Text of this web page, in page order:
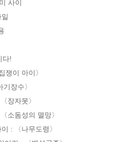
사이
다!
쟁이 아이〉
장수〉
장자못〉
소돔성의 멸망〉
: 〈나무도령〉